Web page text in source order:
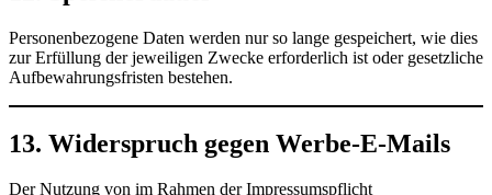
Personenbezogene Daten werden nur so lange gespeichert, wie dies
zur Erfüllung der jeweiligen Zwecke erforderlich ist oder gesetzliche
Aufbewahrungsfristen bestehen.
13. Widerspruch gegen Werbe-E-Mails
Der Nutzung von im Rahmen der Impressumspflicht